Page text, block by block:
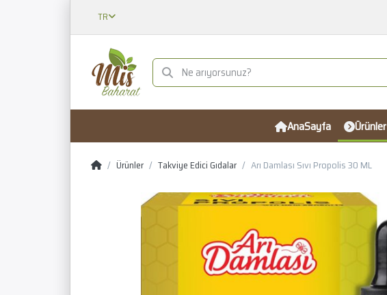
TR
AnaSayfa Ürünler
Ürünler Takviye Edici Gıdalar Arı Damlası Sıvı Propolis 30 ML